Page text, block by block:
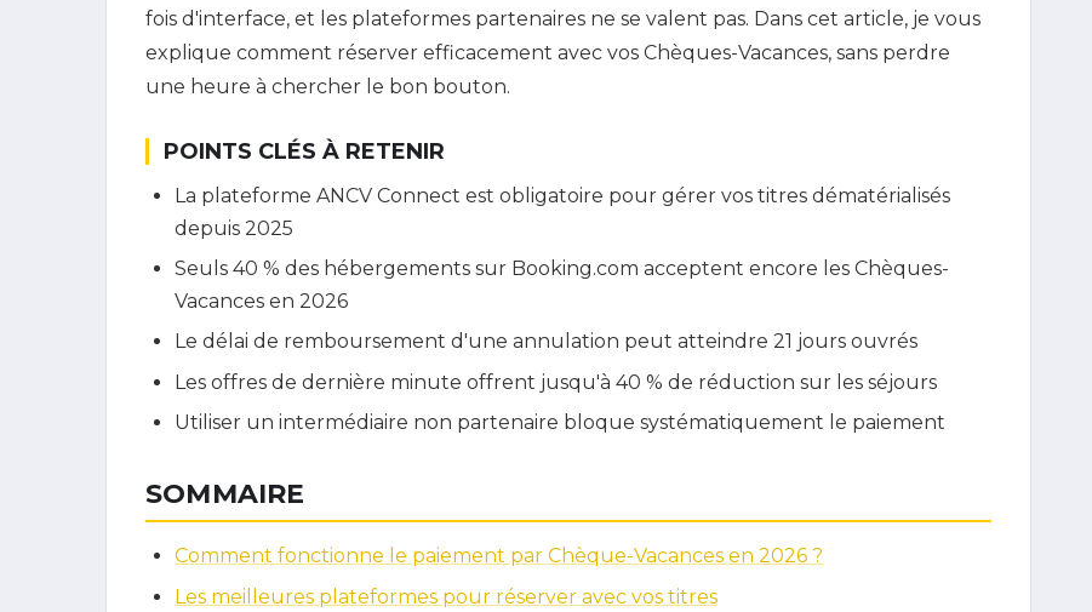
fois d'interface, et les plateformes partenaires ne se valent pas. Dans cet article, je vous
explique comment réserver efficacement avec vos Chèques-Vacances, sans perdre
une heure à chercher le bon bouton.
POINTS CLÉS À RETENIR
La plateforme ANCV Connect est obligatoire pour gérer vos titres dématérialisés
depuis 2025
Seuls 40 % des hébergements sur Booking.com acceptent encore les Chèques-
Vacances en 2026
Le délai de remboursement d'une annulation peut atteindre 21 jours ouvrés
Les offres de dernière minute offrent jusqu'à 40 % de réduction sur les séjours
Utiliser un intermédiaire non partenaire bloque systématiquement le paiement
SOMMAIRE
Comment fonctionne le paiement par Chèque-Vacances en 2026 ?
Les meilleures plateformes pour réserver avec vos titres